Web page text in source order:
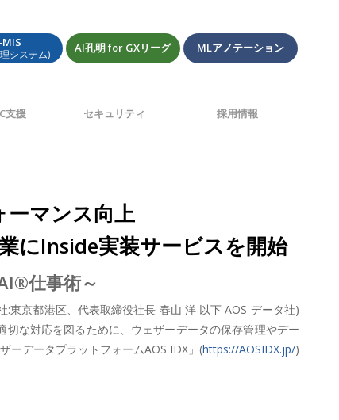
システム) AI孔明 for GXリーグ MLアノテーション
支援 セキュリティ 採用情報
ーマンス向上
にInside実装サービスを開始
仕事術～
東京都港区、代表取締役社長 春山 洋 以下 AOS データ社)
な対応を図るために、ウェザーデータの保存管理やデー
ーデータプラットフォームAOS IDX」(https://AOSIDX.jp/)